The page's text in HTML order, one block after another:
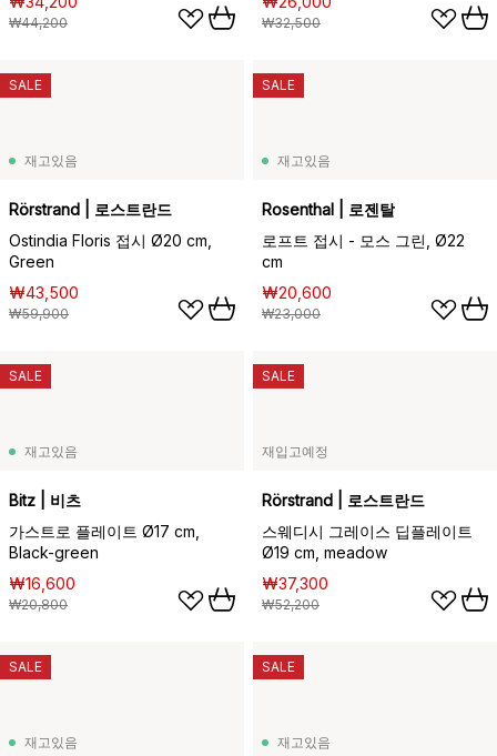
₩44,200 ₩32,500
재고있음
Rörstrand | 로스트란드
Ostindia Floris 접시 Ø20 cm,
Green
₩43,500
₩59,900
SALE
재고있음
Rosenthal | 로젠탈
로프트 접시 - 모스 그린, Ø22
cm
₩20,600
₩23,000
SALE
재고있음
Bitz | 비츠
가스트로 플레이트 Ø17 cm,
Black-green
₩16,600
₩20,800
SALE
재입고예정
Rörstrand | 로스트란드
스웨디시 그레이스 딥플레이트
Ø19 cm, meadow
₩37,300
₩52,200
SALE
재고있음
SALE
재고있음
SALE